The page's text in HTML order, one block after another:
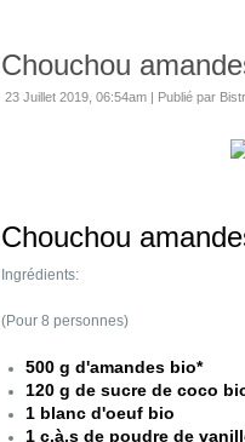
Chouchou
23 Juillet 2019, 06:54am | Publié par
Chouchou
Ingrédients:
(Pour 8 personnes)
500 g d'amandes bio*
120 g de sucre de coco
1 blanc d'oeuf bio
1 c.à.s de poudre de